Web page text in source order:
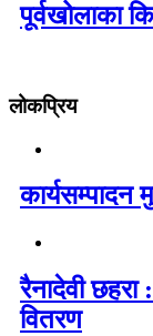
पूर्वखोलाका
लोकप्रिय
कार्यसम्पादन
रैनादेवी छहरा
वितरण